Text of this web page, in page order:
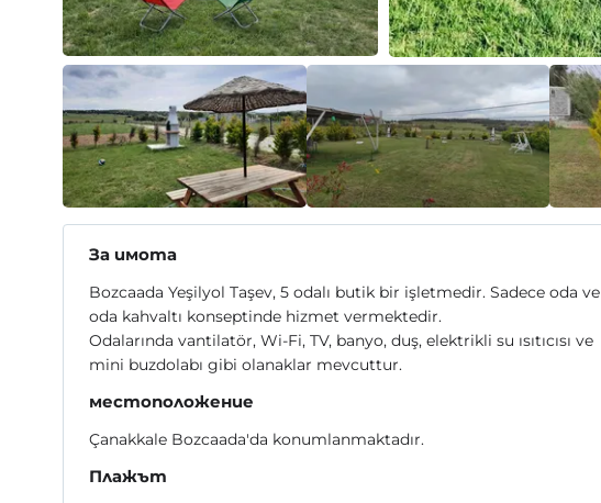
За имота
Bozcaada Yeşilyol Taşev, 5 odalı butik bir işletmedir. Sadece oda ve
oda kahvaltı konseptinde hizmet vermektedir.
Odalarında vantilatör, Wi-Fi, TV, banyo, duş, elektrikli su ısıtıcısı ve
mini buzdolabı gibi olanaklar mevcuttur.
местоположение
Çanakkale Bozcaada'da konumlanmaktadır.
Плажът